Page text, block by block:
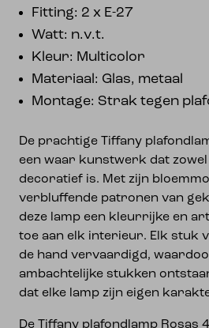
Fitting: 2 x E-27
Watt: n.v.t.
Kleur: Multicolor
Materiaal: Glas, metaal
Montage: Strak tegen
De prachtige Tiffany
een waar kunstwerk dat
decoratief is. Met zijn
verbluffende patronen van
deze lamp een kleurrijke en
toe aan elk interieur. Elk stuk
de hand vervaardigd,
ambachtelijke stukken
dat elke lamp zijn eigen
De Tiffany plafondlamp Rosas